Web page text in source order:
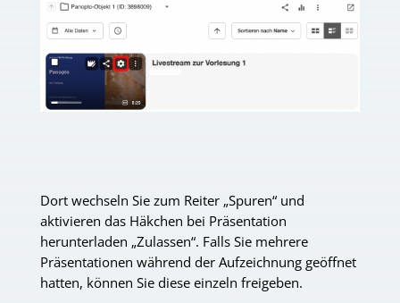
Dort wechseln Sie zum Reiter „Spuren“ und
aktivieren das Häkchen bei Präsentation
herunterladen „Zulassen“. Falls Sie mehrere
Präsentationen während der Aufzeichnung geöffnet
hatten, können Sie diese einzeln freigeben.